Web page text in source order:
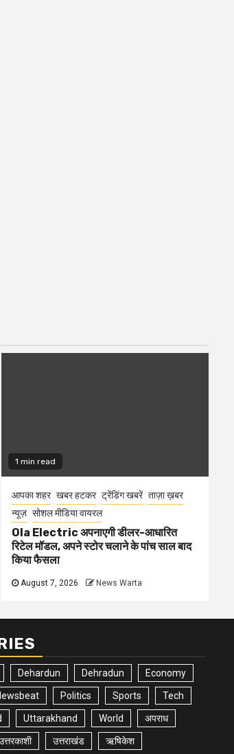
1 min read
आपका शहर खबर हटकर ट्रेंडिंग खबरें ताज़ा ख़बर
न्यूज़ सोशल मीडिया वायरल
Ola Electric अपनाएगी डीलर-आधारित
रिटेल मॉडल, अपने स्टोर चलाने के पांच साल बाद
किया फैसला
August 7, 2026 News Warta
Dehardun Dehradun Economy
Politics Sports Tech
Uttarakhand World अपराध
उत्तराखंड ऋषिकेश